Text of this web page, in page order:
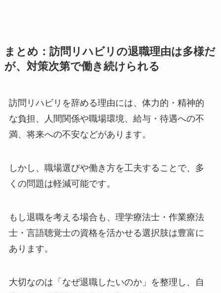
まとめ：訪問リハビリの退職理由は多様だ
が、対策次第で働き続けられる
訪問リハビリを辞める理由には、体力的・精神的
な負担、人間関係や職場環境、給与・待遇への不
満、将来への不安などがあります。
しかし、職場選びや働き方を工夫することで、多
くの問題は軽減可能です。
もし退職を考える場合も、理学療法士・作業療法
士・言語聴覚士の資格を活かせる選択肢は豊富に
あります。
大切なのは「なぜ退職したいのか」を整理し、自